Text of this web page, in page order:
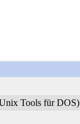
Tools für DOS)